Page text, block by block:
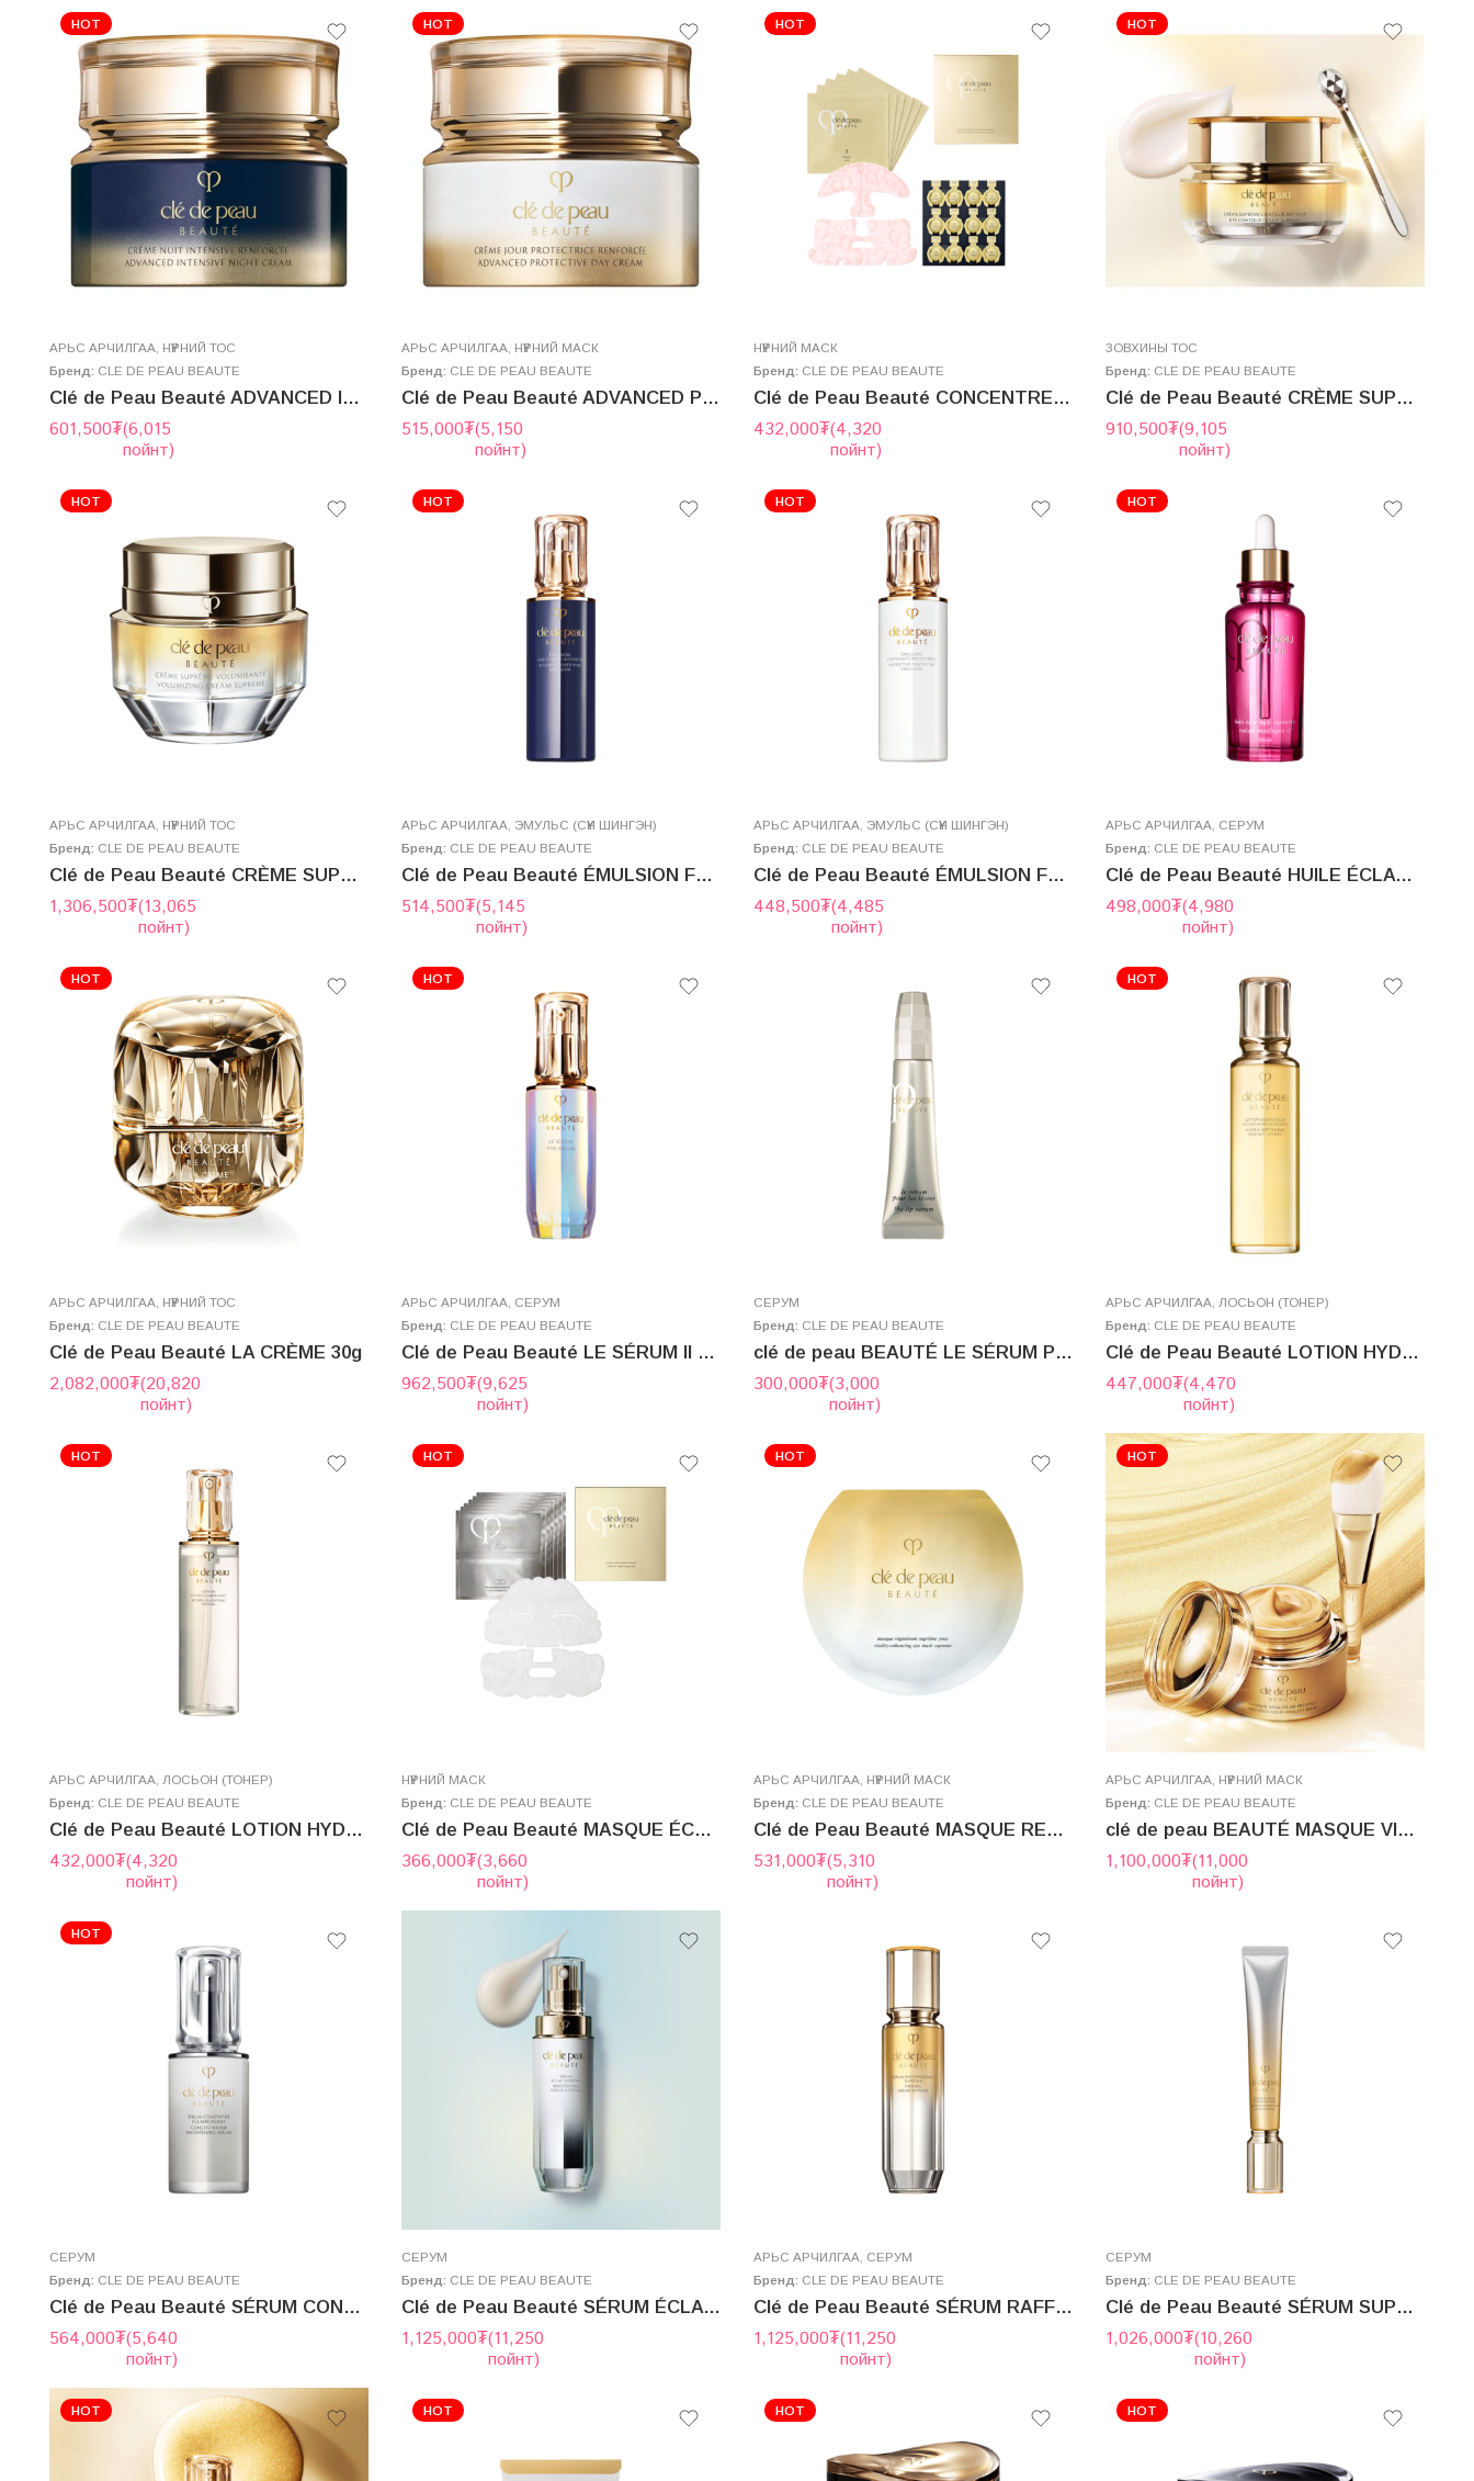
HOT
AРЬС АРЧИЛГАА
НҮҮРНИЙ ТОС
Бренд: CLE DE PEAU BEAUTE
Clé de Peau Beauté ADVANCED INTENSIVE NIGHT CREAM 50g (2025.7 new version)
601,500₮(6,015
пойнт)
HOT
AРЬС АРЧИЛГАА
НҮҮРНИЙ МАСК
Бренд: CLE DE PEAU BEAUTE
Clé de Peau Beauté ADVANCED PROTECTIVE DAY CREAM SPF25/PA+++ 50g (2025.7 new version)
515,000₮(5,150
пойнт)
HOT
НҮҮРНИЙ МАСК
Бренд: CLE DE PEAU BEAUTE
Clé de Peau Beauté CONCENTRE ILLUMINATEUR
432,000₮(4,320
пойнт)
HOT
ЗОВХИНЫ ТОС
Бренд: CLE DE PEAU BEAUTE
Clé de Peau Beauté CRÈME SUPRÊME CONTOUR DES YEUX 15g
910,500₮(9,105
пойнт)
HOT
AРЬС АРЧИЛГАА
НҮҮРНИЙ ТОС
Бренд: CLE DE PEAU BEAUTE
Clé de Peau Beauté CRÈME SUPRÊME VOLUMISANTE 50g
1,306,500₮(13,065
пойнт)
HOT
AРЬС АРЧИЛГАА
ЭМУЛЬС (СҮҮН ШИНГЭН)
Бренд: CLE DE PEAU BEAUTE
Clé de Peau Beauté ÉMULSION FORTIFIANTE INTENSIVE N 125ml
514,500₮(5,145
пойнт)
HOT
AРЬС АРЧИЛГАА
ЭМУЛЬС (СҮҮН ШИНГЭН)
Бренд: CLE DE PEAU BEAUTE
Clé de Peau Beauté ÉMULSION FORTIFIANTE PROTECTRICE N 125mL SPF25/PA+++
448,500₮(4,485
пойнт)
HOT
AРЬС АРЧИЛГАА
СЕРУМ
Бренд: CLE DE PEAU BEAUTE
Clé de Peau Beauté HUILE ÉCLAT MULTI RÉPARATRICE 75mL
498,000₮(4,980
пойнт)
HOT
AРЬС АРЧИЛГАА
НҮҮРНИЙ ТОС
Бренд: CLE DE PEAU BEAUTE
Clé de Peau Beauté LA CRÈME 30g
2,082,000₮(20,820
пойнт)
HOT
AРЬС АРЧИЛГАА
СЕРУМ
Бренд: CLE DE PEAU BEAUTE
Clé de Peau Beauté LE SÉRUM II 50ml
962,500₮(9,625
пойнт)
СЕРУМ
Бренд: CLE DE PEAU BEAUTE
clé de peau BEAUTÉ LE SÉRUM POUR LES LÈVRES (THE LIP SERUM) 15g
300,000₮(3,000
пойнт)
HOT
AРЬС АРЧИЛГАА
ЛОСЬОН (ТОНЕР)
Бренд: CLE DE PEAU BEAUTE
Clé de Peau Beauté LOTION HYDRO-ADOUCISSANTE N 170mL (2025.7 new version)
447,000₮(4,470
пойнт)
HOT
AРЬС АРЧИЛГАА
ЛОСЬОН (ТОНЕР)
Бренд: CLE DE PEAU BEAUTE
Clé de Peau Beauté LOTION HYDRO-CLARIFIANTE N 170ml
432,000₮(4,320
пойнт)
HOT
НҮҮРНИЙ МАСК
Бренд: CLE DE PEAU BEAUTE
Clé de Peau Beauté MASQUE ÉCLAIRCISSANT INTENSIF
366,000₮(3,660
пойнт)
HOT
AРЬС АРЧИЛГАА
НҮҮРНИЙ МАСК
Бренд: CLE DE PEAU BEAUTE
Clé de Peau Beauté MASQUE REGENERANT SUPREME YEUX
531,000₮(5,310
пойнт)
HOT
AРЬС АРЧИЛГАА
НҮҮРНИЙ МАСК
Бренд: CLE DE PEAU BEAUTE
clé de peau BEAUTÉ MASQUE VITALITÉ OR PRÉCIEUX 75g
1,100,000₮(11,000
пойнт)
HOT
СЕРУМ
Бренд: CLE DE PEAU BEAUTE
Clé de Peau Beauté SÉRUM CONCENTRÉ ÉCLAIRCISSANT n 40ml
564,000₮(5,640
пойнт)
СЕРУМ
Бренд: CLE DE PEAU BEAUTE
Clé de Peau Beauté SÉRUM ÉCLAT SUPRÊME 40ml
1,125,000₮(11,250
пойнт)
AРЬС АРЧИЛГАА
СЕРУМ
Бренд: CLE DE PEAU BEAUTE
Clé de Peau Beauté SÉRUM RAFFERMISSANT SUPRÊME n 40g
1,125,000₮(11,250
пойнт)
СЕРУМ
Бренд: CLE DE PEAU BEAUTE
Clé de Peau Beauté SÉRUM SUPRÊME LISSEUR DE RIDES S 20g
1,026,000₮(10,260
пойнт)
HOT HOT HOT HOT